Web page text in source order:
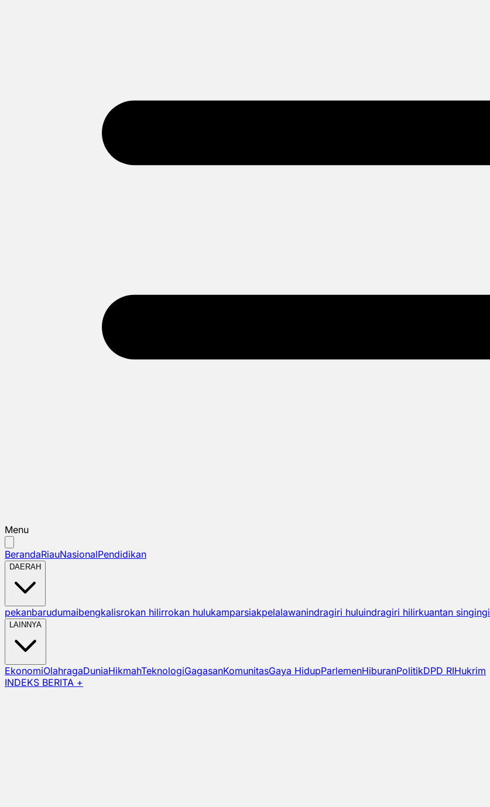
Menu
BerandaRiauNasionalPendidikan
DAERAH
pekanbarudumaibengkalisrokan hilirrokan hulukamparsiakpelalawanindragiri huluindragiri hilirkuantan singingi
LAINNYA
EkonomiOlahragaDuniaHikmahTeknologiGagasanKomunitasGaya HidupParlemenHiburanPolitikDPD RIHukrim
INDEKS BERITA +